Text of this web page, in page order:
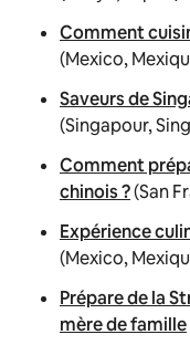
Comment
(Mexico,
Saveurs de
(Singapour,
Comment
chinois ?(San
Expérience
(Mexico,
Prépare de la
mère de famille